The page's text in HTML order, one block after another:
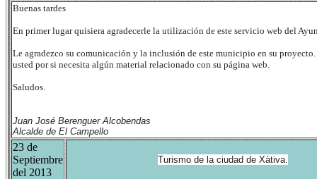
Buenas tardes
En primer lugar quisiera agradecerle la utilización de este servicio web del
Le agradezco su comunicación y la inclusión de este municipio en su
usted por si necesita algún material relacionado con su página web.
Saludos.
Juan José Berenguer Alcobendas
Alcalde de El Campello
23 de
Septiembre
del 2013
Turismo de la ciudad de Xàtiva.